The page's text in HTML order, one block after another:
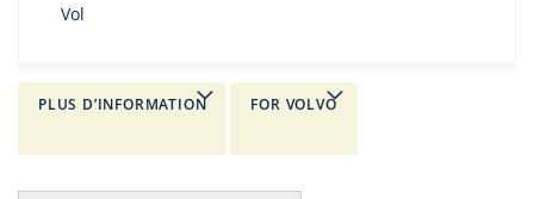
Vol
PLUS D’INFORMATION FOR VOLVO